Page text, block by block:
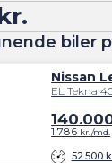
biler
Nissan
EL Tekna
52.500
1.786 kr./md.